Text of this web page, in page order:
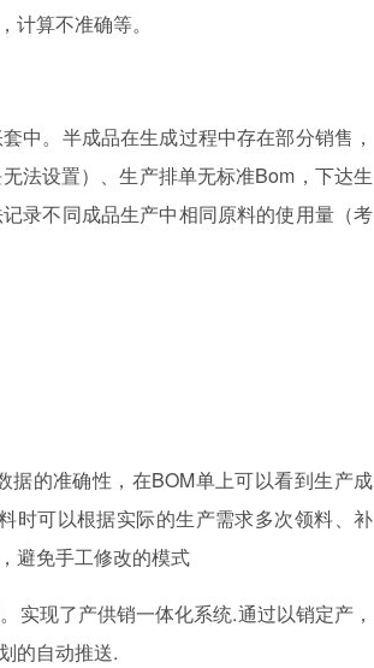
算不准确等。
中。半成品在生成过程中存在部分销售，
法设置）、生产排单无标准Bom，下达生
录不同成品生产中相同原料的使用量（考
的准确性，在BOM单上可以看到生产成
时可以根据实际的生产需求多次领料、补
避免手工修改的模式
实现了产供销一体化系统.通过以销定产，
的自动推送.